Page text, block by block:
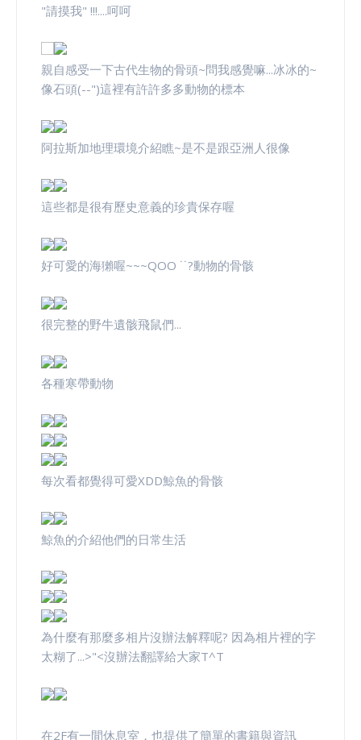
"請摸我" !!!....呵呵
親自感受一下古代生物的骨頭~問我感覺嘛...冰冰的~
像石頭(--")這裡有許許多多動物的標本
阿拉斯加地理環境介紹瞧~是不是跟亞洲人很像
這些都是很有歷史意義的珍貴保存喔
好可愛的海獺喔~~~QOO ˙˙?動物的骨骸
很完整的野牛遺骸飛鼠們...
各種寒帶動物
每次看都覺得可愛XDD鯨魚的骨骸
鯨魚的介紹他們的日常生活
為什麼有那麼多相片沒辦法解釋呢? 因為相片裡的字
太糊了...>"<沒辦法翻譯給大家T^T
在2F有一間休息室，也提供了簡單的書籍與資訊